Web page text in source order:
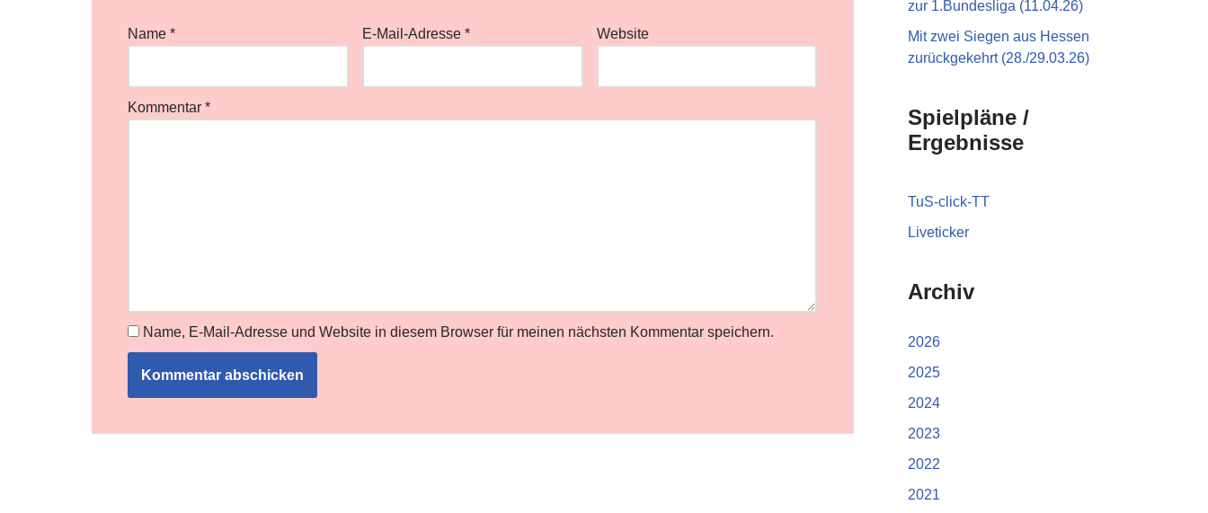
Name * E-Mail-Adresse * Website
Kommentar *
Name, E-Mail-Adresse und Website in diesem Browser für meinen nächsten Kommentar speichern.
zur 1.Bundesliga (11.04.26)
Mit zwei Siegen aus Hessen
zurückgekehrt (28./29.03.26)
Spielpläne /
Ergebnisse
TuS-click-TT
Liveticker
Archiv
2026
2025
2024
2023
2022
2021